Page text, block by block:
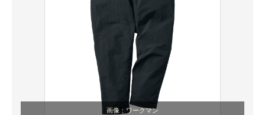
画像：ワークマン